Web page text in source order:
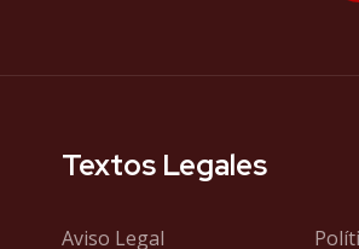
Textos Legales
Aviso Legal